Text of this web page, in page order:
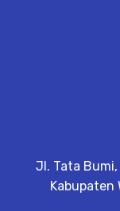
Jl. Tata Bumi,
Kabupaten